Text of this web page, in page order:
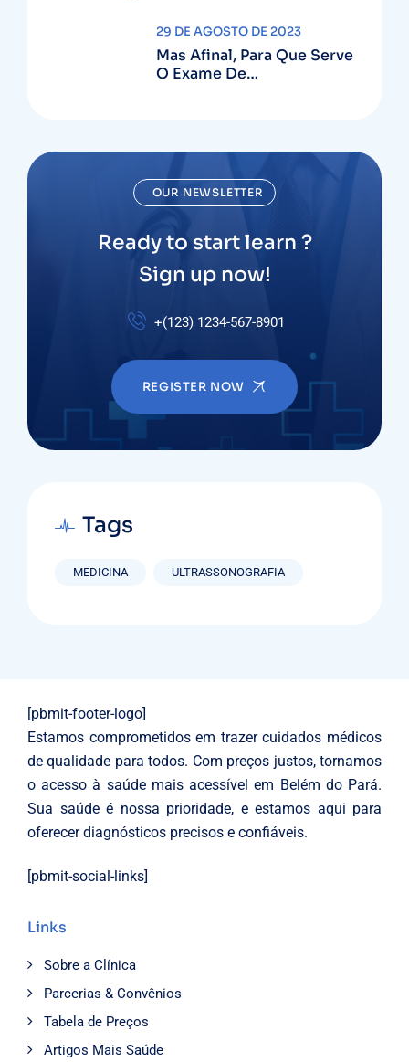
Mas Afinal, Para Que Serve
O Exame De
29 DE AGOSTO DE 2023
OUR NEWSLETTER
Ready to start learn ?
Sign up now!
+(123) 1234-567-8901
REGISTER NOW
Tags
MEDICINA ULTRASSONOGRAFIA
[pbmit-footer-logo]
Estamos comprometidos em trazer cuidados médicos
de qualidade para todos. Com preços justos, tornamos
o acesso à saúde mais acessível em Belém do Pará.
Sua saúde é nossa prioridade, e estamos aqui para
oferecer diagnósticos precisos e confiáveis.
[pbmit-social-links]
Links
Sobre a Clínica
Parcerias & Convênios
Tabela de Preços
Artigos Mais Saúde